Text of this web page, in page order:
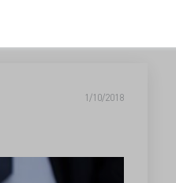
1/10/2018